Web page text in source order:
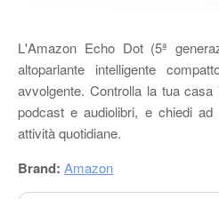
L'Amazon Echo Dot (5ª
altoparlante intelligente
avvolgente. Controlla la tua
podcast e audiolibri, e chiedi
attività quotidiane.
Brand: Amazon